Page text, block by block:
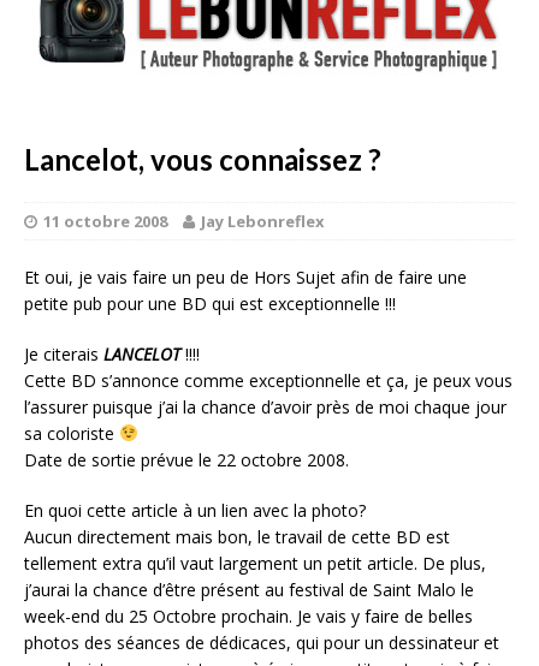
Lancelot, vous connaissez ?
11 octobre 2008 Jay Lebonreflex
Et oui, je vais faire un peu de Hors Sujet afin de faire une
petite pub pour une BD qui est exceptionnelle !!!
Je citerais LANCELOT!!!!
Cette BD s’annonce comme exceptionnelle et ça, je peux vous
l’assurer puisque j’ai la chance d’avoir près de moi chaque jour
sa coloriste
Date de sortie prévue le 22 octobre 2008.
En quoi cette article à un lien avec la photo?
Aucun directement mais bon, le travail de cette BD est
tellement extra qu’il vaut largement un petit article. De plus,
j’aurai la chance d’être présent au festival de Saint Malo le
week-end du 25 Octobre prochain. Je vais y faire de belles
photos des séances de dédicaces, qui pour un dessinateur et